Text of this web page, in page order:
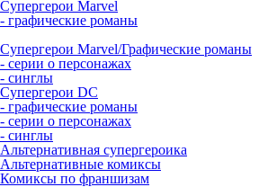
Супергерои Marvel
- графические романы
Супергерои Marvel/Графические романы
- серии о персонажах
- синглы
Супергерои DC
- графические романы
- серии о персонажах
- синглы
Альтернативная супергероика
Альтернативные комиксы
Комиксы по франшизам